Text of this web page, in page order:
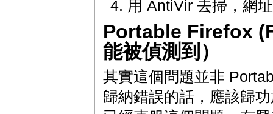
用 AntiVir 去掃，網
Portable Firefox
能被偵測到）
其實這個問題並非
歸納錯誤的話，應該歸